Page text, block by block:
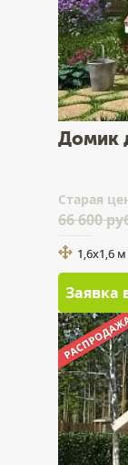
Домик
Cтарая
66 600
1,6х1,6 м
Заявка